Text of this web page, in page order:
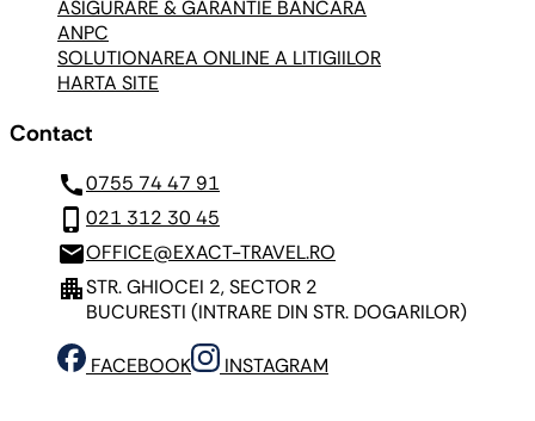
ASIGURARE & GARANTIE BANCARA
ANPC
SOLUTIONAREA ONLINE A LITIGIILOR
HARTA SITE
Contact
call0755 74 47 91
phone_iphone 021 312 30 45
mailOFFICE@EXACT-TRAVEL.RO
apartmentSTR. GHIOCEI 2, SECTOR 2
BUCURESTI (INTRARE DIN STR. DOGARILOR)
FACEBOOK INSTAGRAM